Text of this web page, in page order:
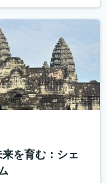
を育む：シェ